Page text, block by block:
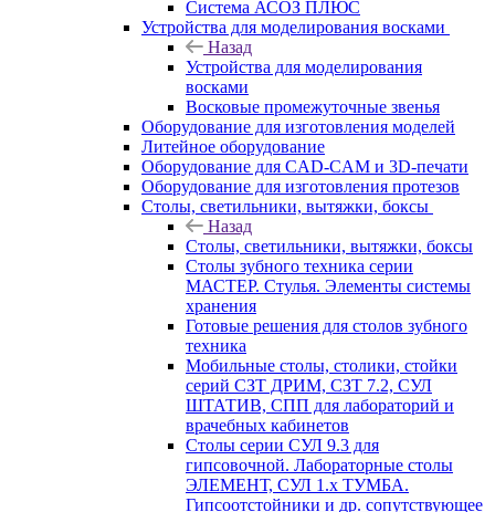
Система АСОЗ ПЛЮС
Устройства для моделирования восками
Назад
Устройства для моделирования
восками
Восковые промежуточные звенья
Оборудование для изготовления моделей
Литейное оборудование
Оборудование для CAD-CAM и 3D-печати
Оборудование для изготовления протезов
Cтолы, светильники, вытяжки, боксы
Назад
Cтолы, светильники, вытяжки, боксы
Столы зубного техника серии
МАСТЕР. Стулья. Элементы системы
хранения
Готовые решения для столов зубного
техника
Мобильные столы, столики, стойки
серий СЗТ ДРИМ, СЗТ 7.2, СУЛ
ШТАТИВ, СПП для лабораторий и
врачебных кабинетов
Столы серии СУЛ 9.3 для
гипсовочной. Лабораторные столы
ЭЛЕМЕНТ, СУЛ 1.х ТУМБА.
Гипсоотстойники и др. сопутствующее